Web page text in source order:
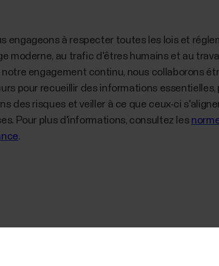
engageons à respecter toutes les lois et
moderne, au trafic d'êtres humains et au
engagement continu, nous collaborons
pour recueillir des informations essentielles,
des risques et veiller à ce que ceux-ci
Pour plus d'informations, consultez les
.